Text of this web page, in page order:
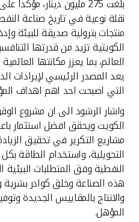
مصر
المملكة المتحدة
مملكة البحرين
بلغت 275 مليون دينار،
نقلة نوعية في تاريخ صناعة
منتجات بترولية صديقة للبيئة
الكويتية تزيد من قدرتها
العالم، بما يعزز مكانتها
يعد المصدر الرئيسي لإيرادات
التي اصبحت احد اهم اهداف
واشار الرشود الى ان مشروع
الكويت ويحقق افضل استثمار
مشاريع التكرير في تحقيق
التحويلية، واستخدام الطاقة
النفطية وفق المتطلبات
هذه الصناعة وخلق كوادر
والانتاج بالمقاييس الجديدة
المؤهل.